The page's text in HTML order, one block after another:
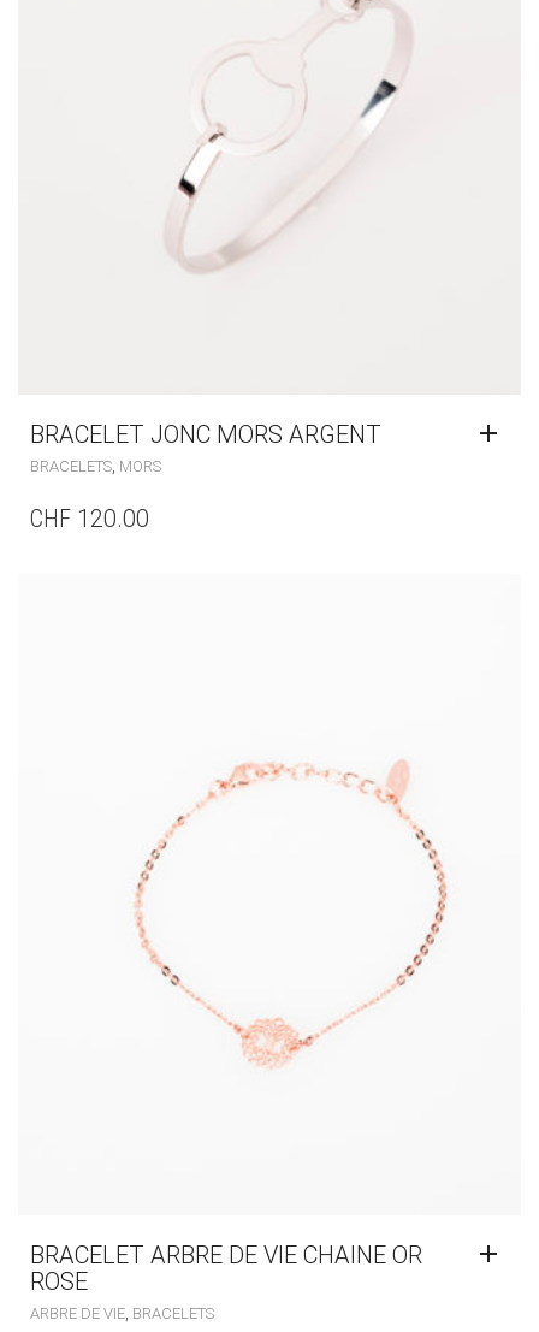
BRACELET JONC MORS ARGENT
BRACELETS MORS
CHF 120.00
BRACELET ARBRE DE VIE CHAINE OR
ROSE
ARBRE DE VIE BRACELETS